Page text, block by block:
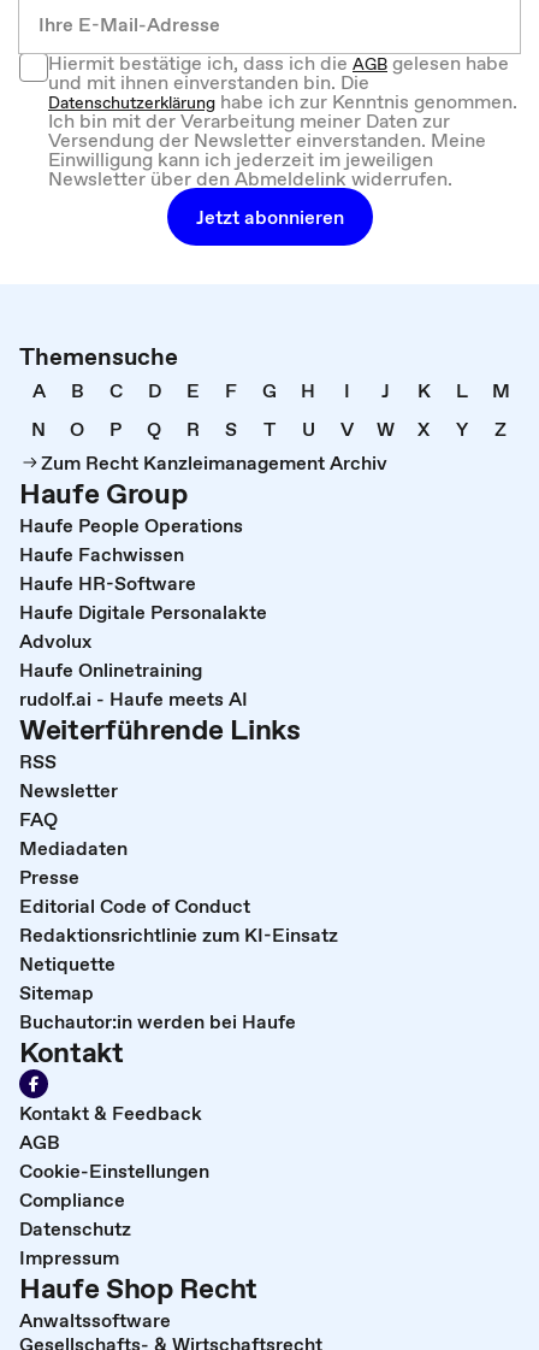
Hiermit bestätige ich, dass ich dieAGBgelesen habe
und mit ihnen einverstanden bin. Die
Datenschutzerklärung habe ich zur Kenntnis genommen.
Ich bin mit der Verarbeitung meiner Daten zur
Versendung der Newsletter einverstanden. Meine
Einwilligung kann ich jederzeit im jeweiligen
Newsletter über den Abmeldelink widerrufen.
Jetzt abonnieren
Themensuche
A B C D E F G H I J K L
M
N
O P Q R S T U V W X Y
Z
Zum Recht Kanzleimanagement Archiv
Haufe Group
Haufe People Operations
Haufe Fachwissen
Haufe HR-Software
Haufe Digitale Personalakte
Advolux
Haufe Onlinetraining
rudolf.ai - Haufe meets AI
Weiterführende Links
RSS
Newsletter
FAQ
Mediadaten
Presse
Editorial Code of Conduct
Redaktionsrichtlinie zum KI-Einsatz
Netiquette
Sitemap
Buchautor:in werden bei Haufe
Kontakt
Kontakt & Feedback
AGB
Cookie-Einstellungen
Compliance
Datenschutz
Impressum
Haufe Shop Recht
Anwaltssoftware
Gesellschafts- & Wirtschaftsrecht